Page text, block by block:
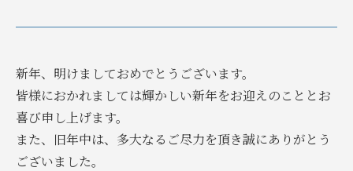
新年、明けましておめでとうございます。
皆様におかれましては輝かしい新年をお迎えのこととお
喜び申し上げます。
また、旧年中は、多大なるご尽力を頂き誠にありがとう
ございました。